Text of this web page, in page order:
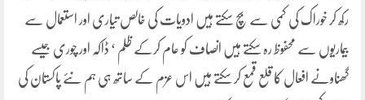
رکھ کر خوراک کی کمی سے بچ سکتے ہیں ادویات کی خالص تیاری اور استعمال سے
بیماریوں سے محفوظ رہ سکتے ہیں انصاف کو عام کرکے ظلم ‘ ڈاکہ اور چوری جیسے
گھناونے افعال کا قلع قمع کر سکتے ہیں اس عزم کے ساتھ ہی ہم نئے پاکستان کی